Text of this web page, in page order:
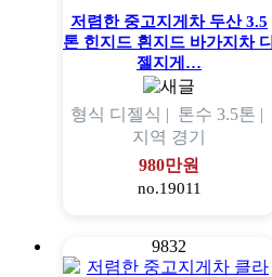
저렴한 중고지게차 두산 3.5
톤 힌지드 흰지드 바가지차 디
젤지게…
형식 디젤식 | 톤수 3.5톤 |
지역 경기
980만원
no.19011
9832